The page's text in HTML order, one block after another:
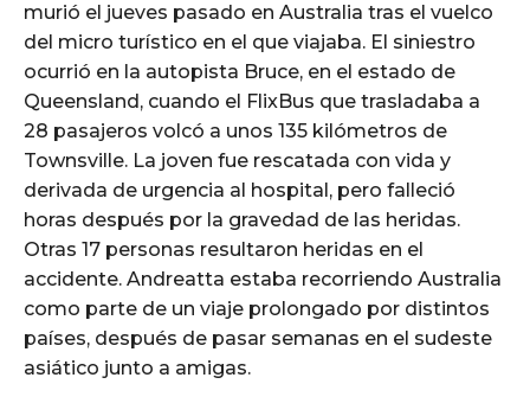
murió el jueves pasado en Australia tras el vuelco
del micro turístico en el que viajaba. El siniestro
ocurrió en la autopista Bruce, en el estado de
Queensland, cuando el FlixBus que trasladaba a
28 pasajeros volcó a unos 135 kilómetros de
Townsville. La joven fue rescatada con vida y
derivada de urgencia al hospital, pero falleció
horas después por la gravedad de las heridas.
Otras 17 personas resultaron heridas en el
accidente. Andreatta estaba recorriendo Australia
como parte de un viaje prolongado por distintos
países, después de pasar semanas en el sudeste
asiático junto a amigas.